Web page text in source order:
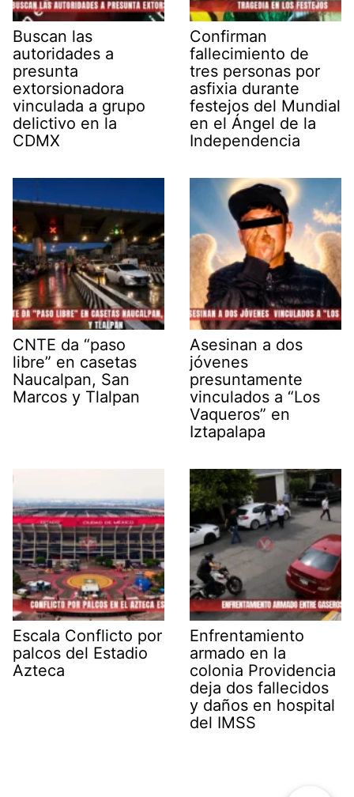
Buscan las
autoridades a
presunta
extorsionadora
vinculada a grupo
delictivo en la
CDMX
Confirman
fallecimiento de
tres personas por
asfixia durante
festejos del Mundial
en el Ángel de la
Independencia
CNTE da “paso
libre” en casetas
Naucalpan, San
Marcos y Tlalpan
Asesinan a dos
jóvenes
presuntamente
vinculados a “Los
Vaqueros” en
Iztapalapa
Escala Conflicto por
palcos del Estadio
Azteca
Enfrentamiento
armado en la
colonia Providencia
deja dos fallecidos
y daños en hospital
del IMSS